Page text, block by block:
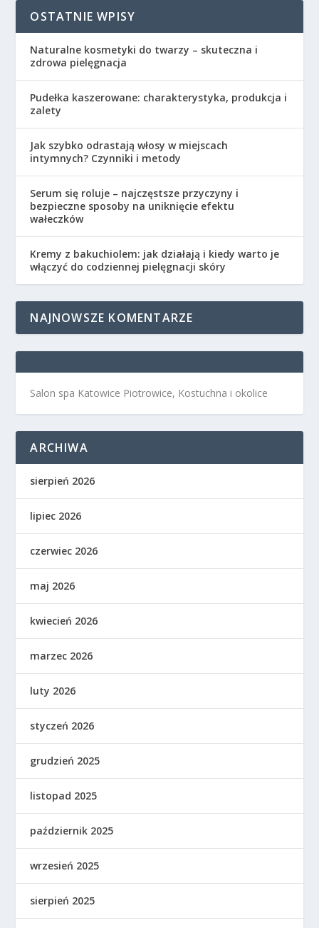
OSTATNIE WPISY
Naturalne kosmetyki do twarzy – skuteczna i
zdrowa pielęgnacja
Pudełka kaszerowane: charakterystyka, produkcja i
zalety
Jak szybko odrastają włosy w miejscach
intymnych? Czynniki i metody
Serum się roluje – najczęstsze przyczyny i
bezpieczne sposoby na uniknięcie efektu
wałeczków
Kremy z bakuchiolem: jak działają i kiedy warto je
włączyć do codziennej pielęgnacji skóry
NAJNOWSZE KOMENTARZE
Salon spa Katowice Piotrowice, Kostuchna i okolice
ARCHIWA
sierpień 2026
lipiec 2026
czerwiec 2026
maj 2026
kwiecień 2026
marzec 2026
luty 2026
styczeń 2026
grudzień 2025
listopad 2025
październik 2025
wrzesień 2025
sierpień 2025